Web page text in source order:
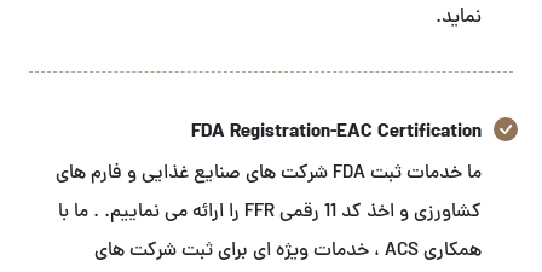
نماید.
FDA Registration-EAC Certification
ما خدمات ثبت FDA شرکت های صنایع غذایی و فارم های
کشاورزی و اخذ کد 11 رقمی FFR را ارائه می نماییم. . ما با
همکاری ACS ، خدمات ویژه ای برای ثبت شرکت های